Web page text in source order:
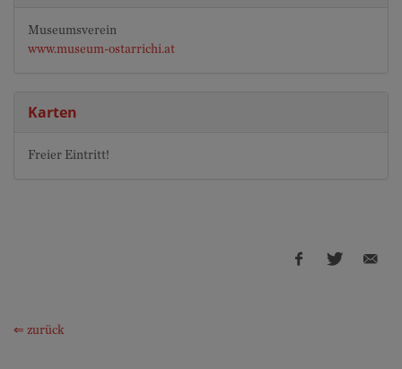
Museumsverein
www.museum-ostarrichi.at
Karten
Freier Eintritt!
⇐ zurück